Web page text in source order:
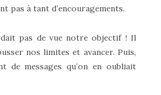
pas à tant d’encouragements.
pas de vue notre objectif ! Il
nos limites et avancer. Puis,
de messages qu’on en oubliait